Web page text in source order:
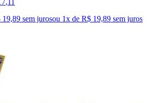
,11
sem jurosou 1x de R$ 19,89 sem juros